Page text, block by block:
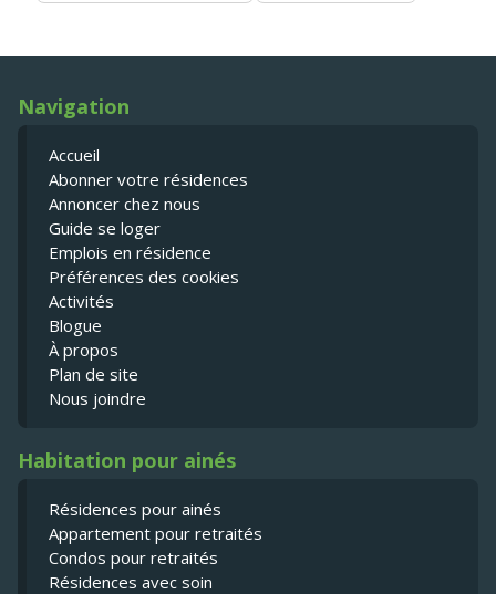
Navigation
Accueil
Abonner votre résidences
Annoncer chez nous
Guide se loger
Emplois en résidence
Préférences des cookies
Activités
Blogue
À propos
Plan de site
Nous joindre
Habitation pour ainés
Résidences pour ainés
Appartement pour retraités
Condos pour retraités
Résidences avec soin